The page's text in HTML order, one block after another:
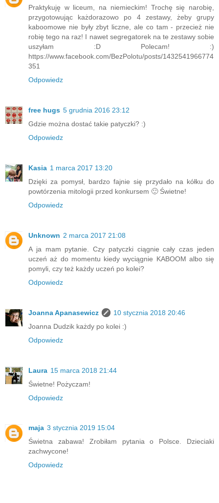
Praktykuję w liceum, na niemieckim! Trochę się narobię,
przygotowując każdorazowo po 4 zestawy, żeby grupy
kaboomowe nie były zbyt liczne, ale co tam - przecież nie
robię tego na raz! I nawet segregatorek na te zestawy sobie
uszyłam :D Polecam! :)
https://www.facebook.com/BezPolotu/posts/1432541966774
351
Odpowiedz
free hugs 5 grudnia 2016 23:12
Gdzie można dostać takie patyczki? :)
Odpowiedz
Kasia 1 marca 2017 13:20
Dzięki za pomysł, bardzo fajnie się przydało na kółku do
powtórzenia mitologii przed konkursem 🙂 Świetne!
Odpowiedz
Unknown 2 marca 2017 21:08
A ja mam pytanie. Czy patyczki ciągnie cały czas jeden
uczeń aż do momentu kiedy wyciągnie KABOOM albo się
pomyli, czy też każdy uczeń po kolei?
Odpowiedz
Joanna Apanasewicz
10 stycznia 2018 20:46
Joanna Dudzik każdy po kolei :)
Odpowiedz
Laura 15 marca 2018 21:44
Świetne! Pożyczam!
Odpowiedz
maja 3 stycznia 2019 15:04
Świetna zabawa! Zrobiłam pytania o Polsce. Dzieciaki
zachwycone!
Odpowiedz